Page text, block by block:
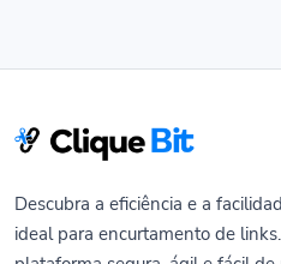
Descubra a eficiência e a
ideal para encurtamento de